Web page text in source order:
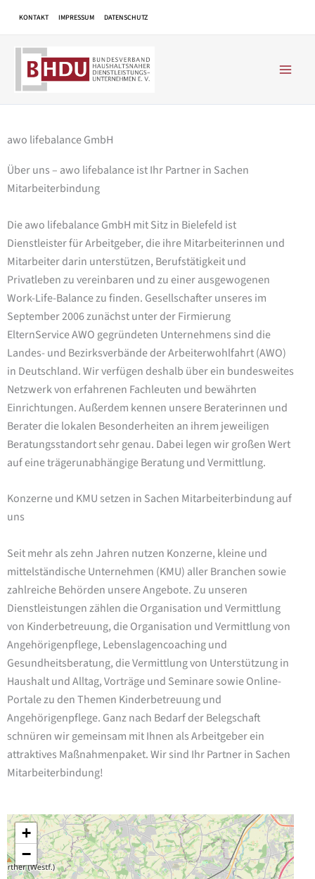
springen
KONTAKT IMPRESSUM DATENSCHUTZ
awo lifebalance GmbH
Über uns – awo lifebalance ist Ihr Partner in Sachen
Mitarbeiterbindung
Die awo lifebalance GmbH mit Sitz in Bielefeld ist
Dienstleister für Arbeitgeber, die ihre Mitarbeiterinnen und
Mitarbeiter darin unterstützen, Berufstätigkeit und
Privatleben zu vereinbaren und zu einer ausgewogenen
Work-Life-Balance zu finden. Gesellschafter unseres im
September 2006 zunächst unter der Firmierung
ElternService AWO gegründeten Unternehmens sind die
Landes- und Bezirksverbände der Arbeiterwohlfahrt (AWO)
in Deutschland. Wir verfügen deshalb über ein bundesweites
Netzwerk von erfahrenen Fachleuten und bewährten
Einrichtungen. Außerdem kennen unsere Beraterinnen und
Berater die lokalen Besonderheiten an ihrem jeweiligen
Beratungsstandort sehr genau. Dabei legen wir großen Wert
auf eine trägerunabhängige Beratung und Vermittlung.
Konzerne und KMU setzen in Sachen Mitarbeiterbindung auf
uns
Seit mehr als zehn Jahren nutzen Konzerne, kleine und
mittelständische Unternehmen (KMU) aller Branchen sowie
zahlreiche Behörden unsere Angebote. Zu unseren
Dienstleistungen zählen die Organisation und Vermittlung
von Kinderbetreuung, die Organisation und Vermittlung von
Angehörigenpflege, Lebenslagencoaching und
Gesundheitsberatung, die Vermittlung von Unterstützung in
Haushalt und Alltag, Vorträge und Seminare sowie Online-
Portale zu den Themen Kinderbetreuung und
Angehörigenpflege. Ganz nach Bedarf der Belegschaft
schnüren wir gemeinsam mit Ihnen als Arbeitgeber ein
attraktives Maßnahmenpaket. Wir sind Ihr Partner in Sachen
Mitarbeiterbindung!
+
−